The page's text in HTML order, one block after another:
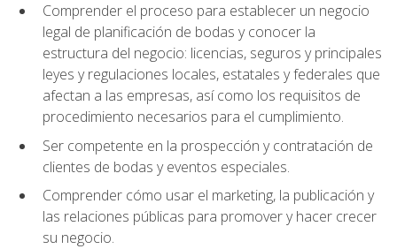
Comprender el proceso para establecer un negocio
legal de planificación de bodas y conocer la
estructura del negocio: licencias, seguros y principales
leyes y regulaciones locales, estatales y federales que
afectan a las empresas, así como los requisitos de
procedimiento necesarios para el cumplimiento.
Ser competente en la prospección y contratación de
clientes de bodas y eventos especiales.
Comprender cómo usar el marketing, la publicación y
las relaciones públicas para promover y hacer crecer
su negocio.